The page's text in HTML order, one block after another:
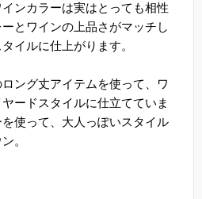
ンカラーは実はとっても相性
とワインの上品さがマッチし
イルに仕上がります。
ング丈アイテムを使って、ワ
ードスタイルに仕立てていま
使って、大人っぽいスタイル
。